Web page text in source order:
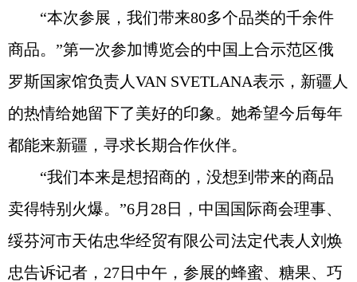
“本次参展，我们带来80多个品类的千余件
商品。”第一次参加博览会的中国上合示范区俄
罗斯国家馆负责人VAN SVETLANA表示，新疆人
的热情给她留下了美好的印象。她希望今后每年
都能来新疆，寻求长期合作伙伴。
“我们本来是想招商的，没想到带来的商品
卖得特别火爆。”6月28日，中国国际商会理事、
绥芬河市天佑忠华经贸有限公司法定代表人刘焕
忠告诉记者，27日中午，参展的蜂蜜、糖果、巧